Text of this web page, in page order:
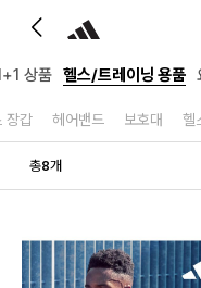
상품 헬스/트레이닝 용품
장갑 헤어밴드 보호대 헬
총8개